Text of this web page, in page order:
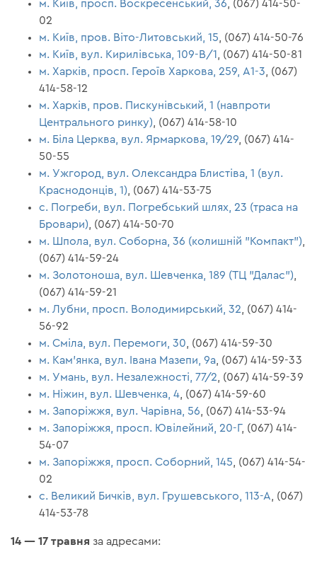
м. Київ, просп. Воскресенський, 36 , (067) 414-50-
02
м. Київ, пров. Віто-Литовський, 15 , (067) 414-50-76
м. Київ, вул. Кирилівська, 109-В/1
, (067) 414-50-81
м. Харків, просп. Героїв Харкова, 259, А1-3 , (067)
414-58-12
м. Харків, пров. Пискунівський, 1 (навпроти
Центрального ринку) , (067) 414-58-10
м. Біла Церква, вул. Ярмаркова, 19/29 , (067) 414-
50-55
м. Ужгород, вул. Олександра Блистіва, 1 (вул.
Краснодонців, 1) , (067) 414-53-75
с. Погреби, вул. Погребський шлях, 23 (траса на
Бровари) , (067) 414-50-70
м. Шпола, вул. Соборна, 36 (колишній "Компакт")
(067) 414-59-24
м. Золотоноша, вул. Шевченка, 189 (ТЦ "Далас")
(067) 414-59-21
м. Лубни, просп. Володимирський, 32 , (067) 414-
56-92
м. Сміла, вул. Перемоги, 30 , (067) 414-59-30
м. Кам'янка, вул. Івана Мазепи, 9а , (067) 414-59-33
м. Умань, вул. Незалежності, 77/2 , (067) 414-59-39
м. Ніжин, вул. Шевченка, 4 , (067) 414-59-60
м. Запоріжжя, вул. Чарівна, 56 , (067) 414-53-94
м. Запоріжжя, просп. Ювілейний, 20-Г, (067) 414-
54-07
м. Запоріжжя, просп. Соборний, 145 , (067) 414-54-
02
с. Великий Бичків, вул. Грушевського, 113-А , (067)
414-53-78
14 — 17 травня за адресами: